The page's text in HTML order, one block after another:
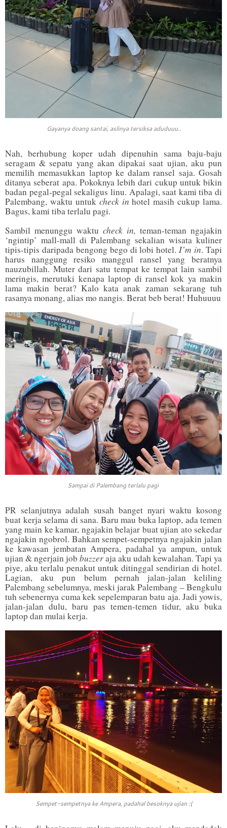
Gayanya doang santai, aslinya tersiksa aduduuu..
Nah, berhubung koper udah dipenuhin sama baju-baju
seragam & sepatu yang akan dipakai saat ujian, aku pun
memilih memasukkan laptop ke dalam ransel saja. Gosah
ditanya seberat apa. Pokoknya lebih dari cukup untuk bikin
badan pegal-pegal sekaligus linu. Apalagi, saat kami tiba di
Palembang, waktu untuk check in hotel masih cukup lama.
Bagus, kami tiba terlalu pagi.
Sambil menunggu waktu check in, teman-teman ngajakin
‘ngintip’ mall-mall di Palembang sekalian wisata kuliner
tipis-tipis daripada bengong bego di lobi hotel.I’m in. Tapi
harus nanggung resiko manggul ransel yang beratnya
nauzubillah. Muter dari satu tempat ke tempat lain sambil
meringis, merutuki kenapa laptop di ransel kok ya makin
lama makin berat? Kalo kata anak zaman sekarang tuh
rasanya monang, alias mo nangis. Berat beb berat! Huhuuuu
Sampai di Palembang terlalu pagi
PR selanjutnya adalah susah banget nyari waktu kosong
buat kerja selama di sana. Baru mau buka laptop, ada temen
yang main ke kamar, ngajakin belajar buat ujian ato sekedar
ngajakin ngobrol. Bahkan sempet-sempetnya ngajakin jalan
ke kawasan jembatan Ampera, padahal ya ampun, untuk
ujian & ngerjain job buzzeraja aku udah kewalahan. Tapi ya
piye, aku terlalu penakut untuk ditinggal sendirian di hotel.
Lagian, aku pun belum pernah jalan-jalan keliling
Palembang sebelumnya, meski jarak Palembang – Bengkulu
tuh sebenernya cuma kek sepelemparan batu aja. Jadi yowis,
jalan-jalan dulu, baru pas temen-temen tidur, aku buka
laptop dan mulai kerja.
Sempet-sempetnya ke Ampera, padahal besoknya ujian :(